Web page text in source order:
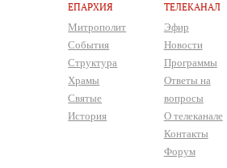
ЕПАРХИЯ
Митрополит
События
Структура
Храмы
Святые
История
ТЕЛЕКАНАЛ
Эфир
Новости
Программы
Ответы на
вопросы
О телеканале
Контакты
Форум